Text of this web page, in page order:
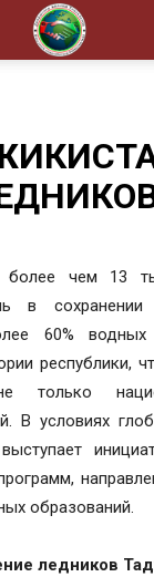
более чем 13
в сохранении
60% водных
республики,
только
В условиях
образований.
ледников